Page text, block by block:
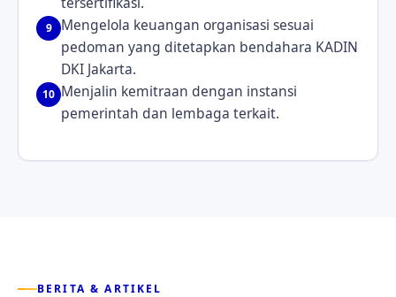
9
Mengelola keuangan organisasi sesuai
pedoman yang ditetapkan bendahara KADIN
DKI Jakarta.
10 Menjalin kemitraan dengan instansi
pemerintah dan lembaga terkait.
BERITA & ARTIKEL